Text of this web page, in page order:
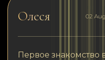
Олеся 02
Первое знакомство